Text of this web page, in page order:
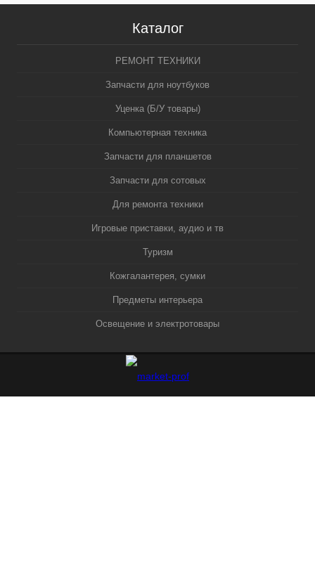
Каталог
РЕМОНТ ТЕХНИКИ
Запчасти для ноутбуков
Уценка (Б/У товары)
Компьютерная техника
Запчасти для планшетов
Запчасти для сотовых
Для ремонта техники
Игровые приставки, аудио и тв
Туризм
Кожгалантерея, сумки
Предметы интерьера
Освещение и электротовары